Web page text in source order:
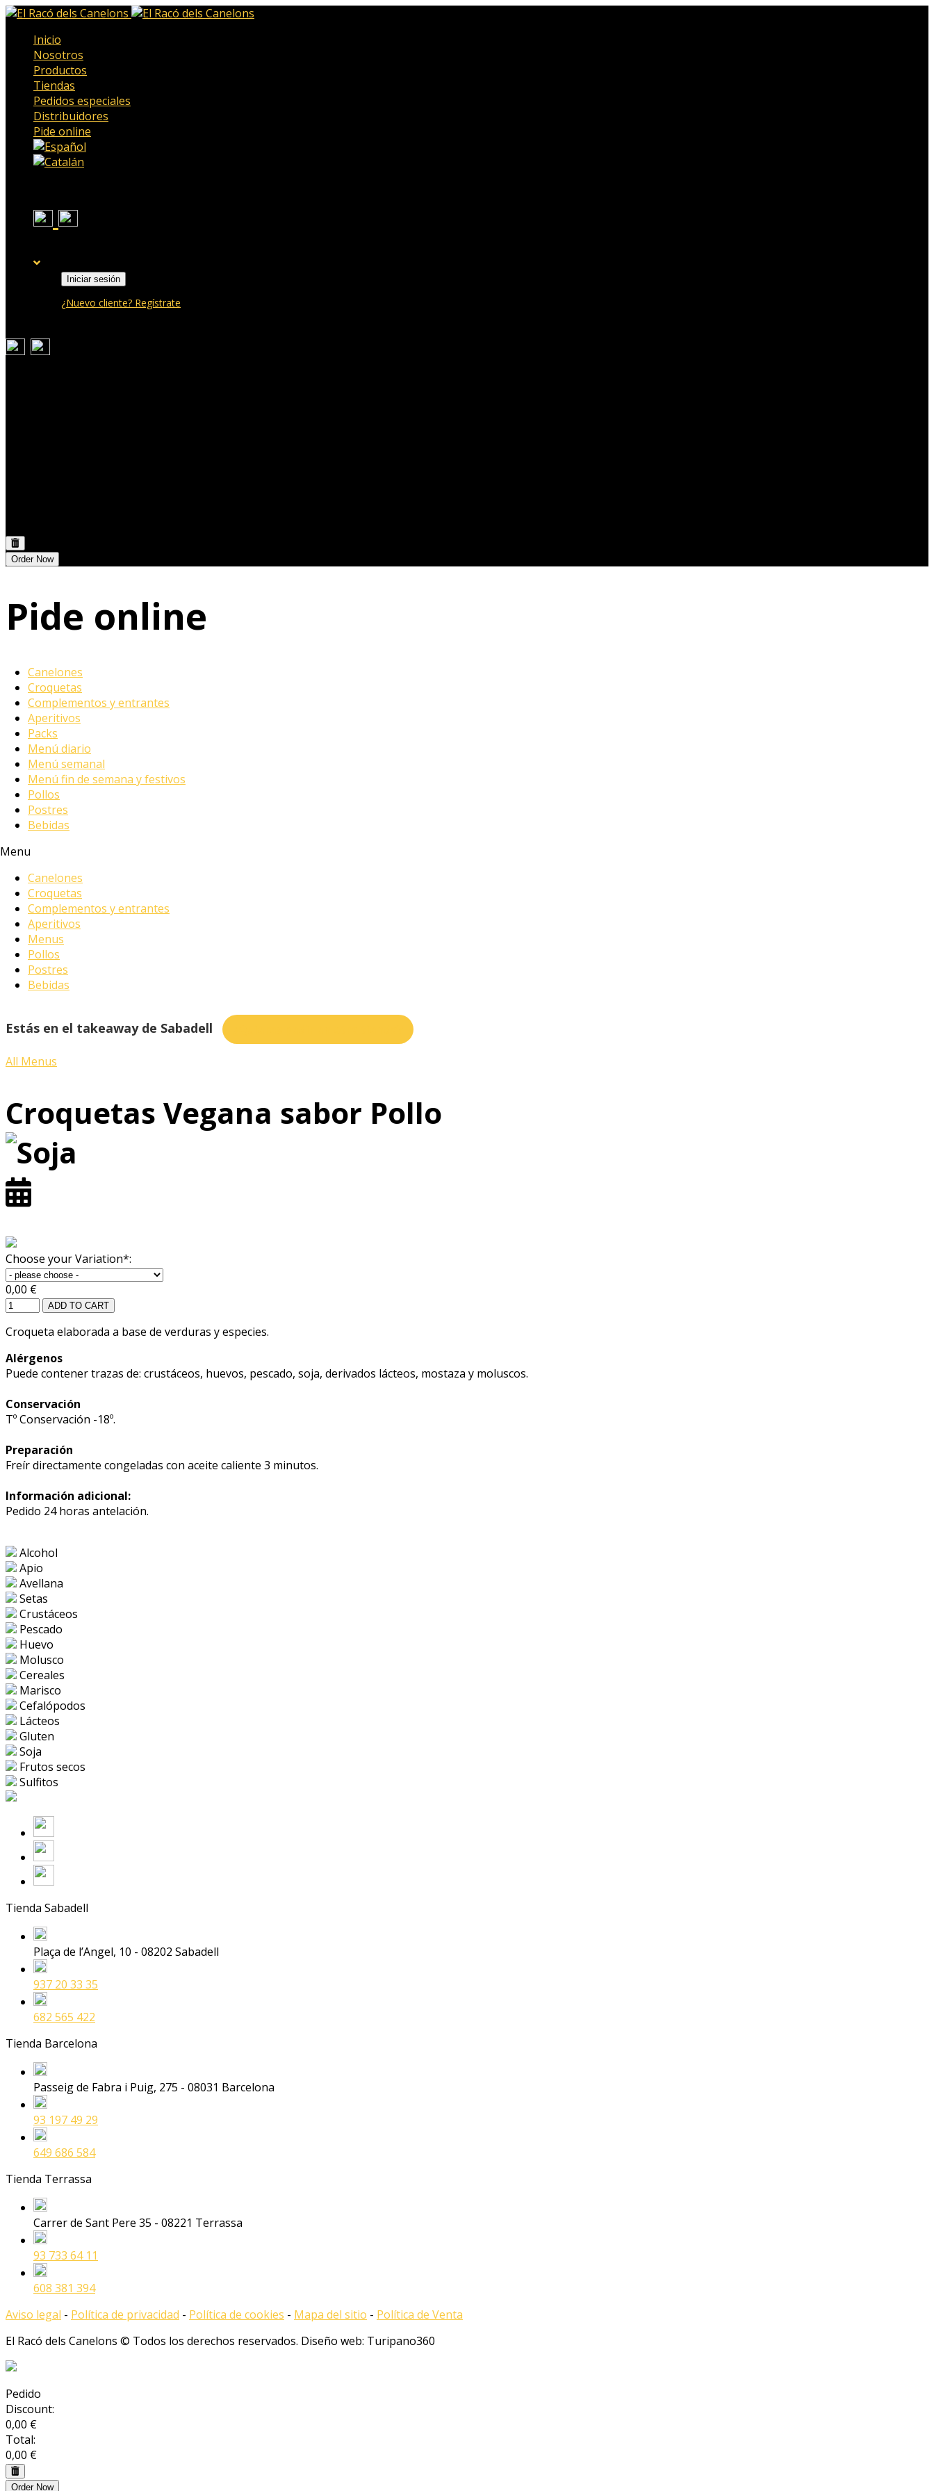
Inicio
Nosotros
Productos
Tiendas
Pedidos especiales
Distribuidores
Pide online
Iniciar sesión
¿Nuevo cliente? Regístrate
Order Now
Pide online
Canelones
Croquetas
Complementos y entrantes
Aperitivos
Packs
Menú diario
Menú semanal
Menú fin de semana y festivos
Pollos
Postres
Bebidas
Menu
Canelones
Croquetas
Complementos y entrantes
Aperitivos
Menus
Pollos
Postres
Bebidas
Estás en el takeaway de Sabadell
All Menus
Croquetas Vegana sabor Pollo
Choose your Variation*:
0,00 €
ADD TO CART
Croqueta elaborada a base de verduras y especies.
Alérgenos
Puede contener trazas de: crustáceos, huevos, pescado, soja, derivados lácteos, mostaza y moluscos.
Conservación
Tº Conservación -18º.
Preparación
Freír directamente congeladas con aceite caliente 3 minutos.
Información adicional:
Pedido 24 horas antelación.
Alcohol
Apio
Avellana
Setas
Crustáceos
Pescado
Huevo
Molusco
Cereales
Marisco
Cefalópodos
Lácteos
Gluten
Soja
Frutos secos
Sulfitos
Tienda Sabadell
Plaça de l’Angel, 10 - 08202 Sabadell
937 20 33 35
682 565 422
Tienda Barcelona
Passeig de Fabra i Puig, 275 - 08031 Barcelona
93 197 49 29
649 686 584
Tienda Terrassa
Carrer de Sant Pere 35 - 08221 Terrassa
93 733 64 11
608 381 394
Aviso legal - Política de privacidad - Política de cookies - Mapa del sitio - Política de Venta
El Racó dels Canelons © Todos los derechos reservados. Diseño web: Turipano360
Pedido
Discount:
0,00 €
Total:
0,00 €
Order Now